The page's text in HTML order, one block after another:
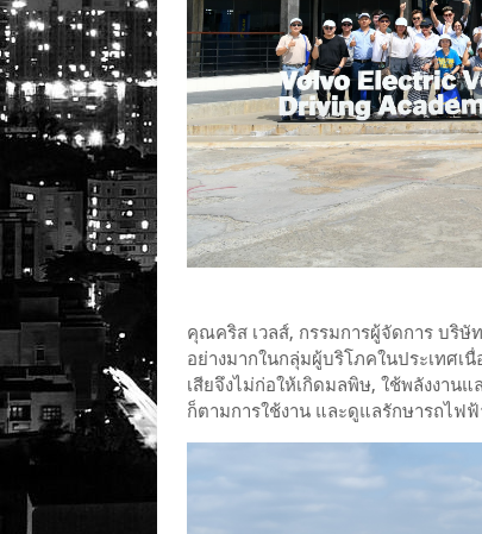
คุณคริส เวลส์, กรรมการผู้จัดการ บริษั
อย่างมากในกลุ่มผู้บริโภคในประเทศ
เสียจึงไม่ก่อให้เกิดมลพิษ, ใช้พลังงาน
ก็ตามการใช้งาน และดูแลรักษารถไฟ